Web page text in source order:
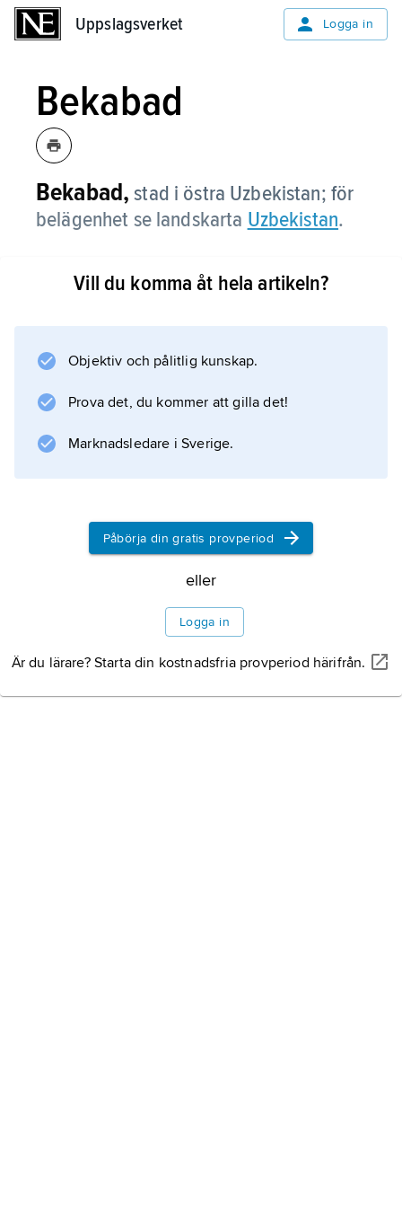
Uppslagsverket Logga in
Bekabad
Bekabad, stad i östra Uzbekistan; för
belägenhet se landskarta Uzbekistan.
Vill du komma åt hela artikeln?
Objektiv och pålitlig kunskap.
Prova det, du kommer att gilla det!
Marknadsledare i Sverige.
Påbörja din gratis provperiod
eller
Logga in
Är du lärare? Starta din kostnadsfria provperiod härifrån.